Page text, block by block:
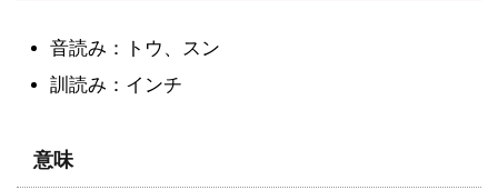
音読み：トウ、スン
訓読み：インチ
意味